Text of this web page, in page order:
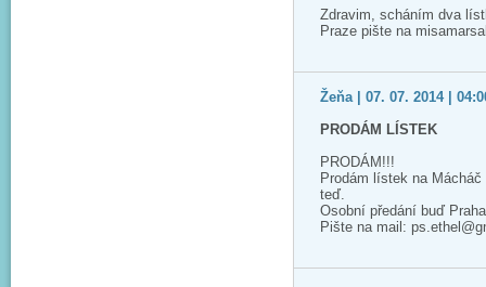
Zdravim, scháním dva
Praze pište na
Žeňa | 07. 07. 2014 |
PRODÁM LÍSTEK
PRODÁM!!!
Prodám lístek na
teď.
Osobní předání buď
Pište na mail: